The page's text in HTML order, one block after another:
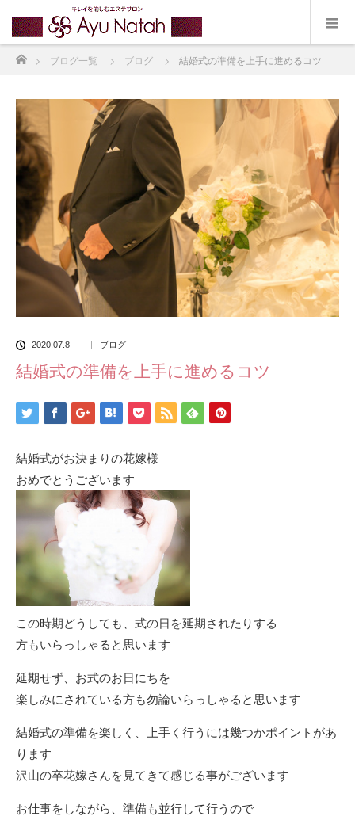
ブログ一覧 ブログ 結婚式の準備を上手に進めるコツ
2020.07.8 ブログ
結婚式の準備を上手に進めるコツ
結婚式がお決まりの花嫁様
おめでとうございます
この時期どうしても、式の日を延期されたりする
方もいらっしゃると思います
延期せず、お式のお日にちを
楽しみにされている方も勿論いらっしゃると思います
結婚式の準備を楽しく、上手く行うには幾つかポイントがあ
ります
沢山の卒花嫁さんを見てきて感じる事がございます
お仕事をしながら、準備も並行して行うので